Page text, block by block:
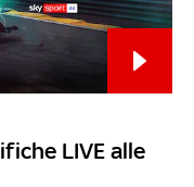
LIVE alle